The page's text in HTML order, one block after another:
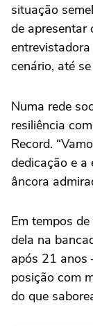
situação
de apresentar
cenário, até
Numa rede
resiliência
Record.
dedicação e a
âncora
Em tempos
dela na
após 21 anos
posição com
do que